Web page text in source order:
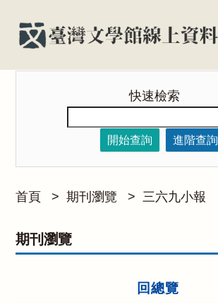
快速檢索
開始查詢
進階查詢
首頁 > 期刊瀏覽 > 三六九小報
期刊瀏覽
回總覽